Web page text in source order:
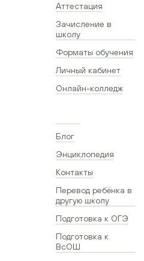
Аттестация
Зачисление в
школу
Форматы обучения
Личный кабинет
Онлайн-колледж
Блог
Энциклопедия
Контакты
Перевод ребёнка в
другую школу
Подготовка к ОГЭ
Подготовка к
ВсОШ